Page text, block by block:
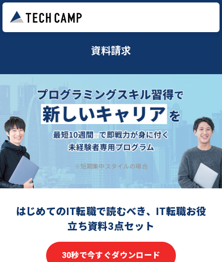
資料請求
※短期集中スタイルの場合
はじめてのIT転職で読むべき、IT転職お役
立ち資料3点セット
30秒で今すぐダウンロード